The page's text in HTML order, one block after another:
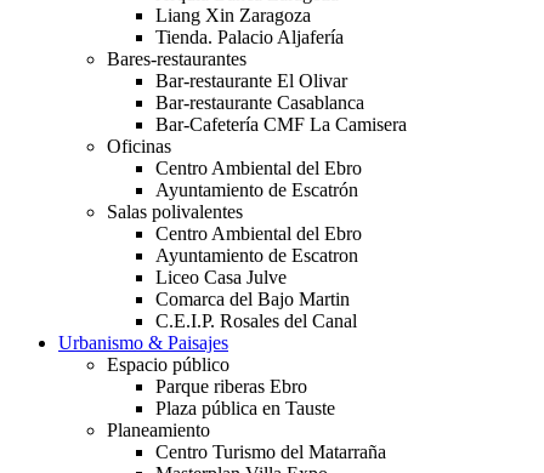
Liang Xin Zaragoza
Tienda. Palacio Aljafería
Bares-restaurantes
Bar-restaurante El Olivar
Bar-restaurante Casablanca
Bar-Cafetería CMF La Camisera
Oficinas
Centro Ambiental del Ebro
Ayuntamiento de Escatrón
Salas polivalentes
Centro Ambiental del Ebro
Ayuntamiento de Escatron
Liceo Casa Julve
Comarca del Bajo Martin
C.E.I.P. Rosales del Canal
Urbanismo & Paisajes
Espacio público
Parque riberas Ebro
Plaza pública en Tauste
Planeamiento
Centro Turismo del Matarraña